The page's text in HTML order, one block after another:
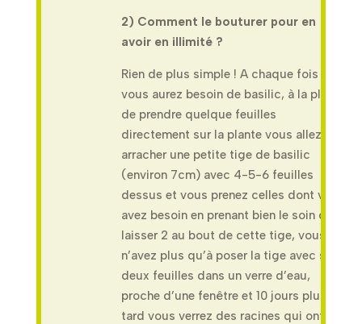
2) Comment le bouturer pour en
avoir en illimité ?
Rien de plus simple ! A chaque fois que
vous aurez besoin de basilic, à la place
de prendre quelque feuilles
directement sur la plante vous allez
arracher une petite tige de basilic
(environ 7cm) avec 4-5-6 feuilles
dessus et vous prenez celles dont vous
avez besoin en prenant bien le soin d’en
laisser 2 au bout de cette tige, vous
n’avez plus qu’à poser la tige avec ses
deux feuilles dans un verre d’eau,
proche d’une fenêtre et 10 jours plus
tard vous verrez des racines qui ont